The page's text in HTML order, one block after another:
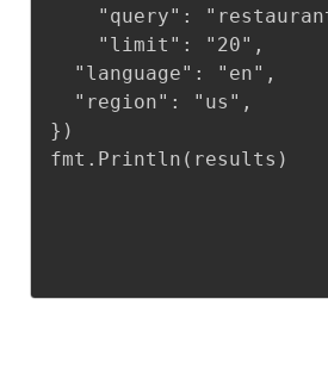
  "language": "en",
  "region": "us",
})
fmt.Println(results)